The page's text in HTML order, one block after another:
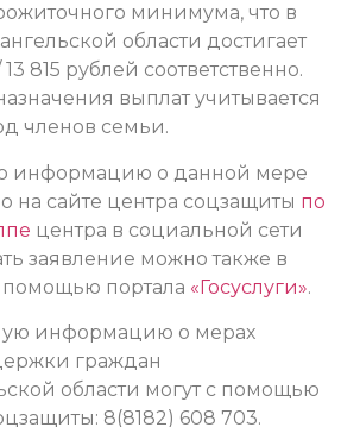
минимума, что в
области достигает
13 815 рублей соответственно.
выплат учитывается
членов семьи.
информацию о данной мере
сайте центра соцзащиты по
центра в социальной сети
заявление можно также в
портала «Госуслуги».
информацию о мерах
граждан
области могут с помощью
8(8182) 608 703.